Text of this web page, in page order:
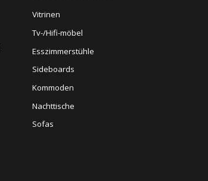
Vitrinen
Tv-/Hifi-möbel
Esszimmerstühle
Sideboards
Kommoden
Nachttische
Sofas